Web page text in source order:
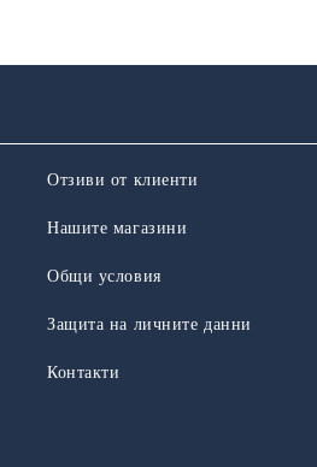
Отзиви от клиенти
Нашите магазини
Общи условия
Защита на личните данни
Контакти